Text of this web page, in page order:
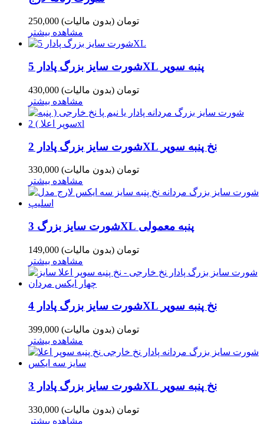
250,000 تومان (بدون مالیات)
مشاهده بیشتر
شورت سایز بزرگ پادار 5XL پنبه سوپر
430,000 تومان (بدون مالیات)
مشاهده بیشتر
شورت سایز بزرگ پادار 2XL نخ پنبه سوپر
330,000 تومان (بدون مالیات)
مشاهده بیشتر
شورت سایز بزرگ 3XL پنبه معمولی
149,000 تومان (بدون مالیات)
مشاهده بیشتر
شورت سایز بزرگ پادار 4XL نخ پنبه سوپر
399,000 تومان (بدون مالیات)
مشاهده بیشتر
شورت سایز بزرگ پادار 3XL نخ پنبه سوپر
330,000 تومان (بدون مالیات)
مشاهده بیشتر